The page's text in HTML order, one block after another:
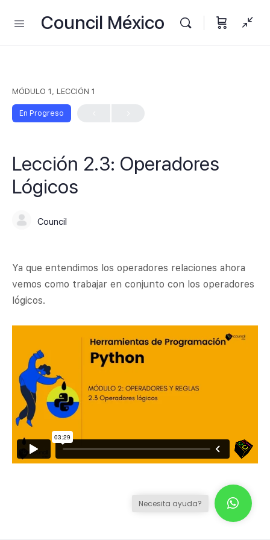
Council México
MÓDULO 1, LECCIÓN 1
En Progreso
Lección 2.3: Operadores
Lógicos
Council
Ya que entendimos los operadores relaciones ahora
vemos como trabajar en conjunto con los operadores
lógicos.
Necesita ayuda?